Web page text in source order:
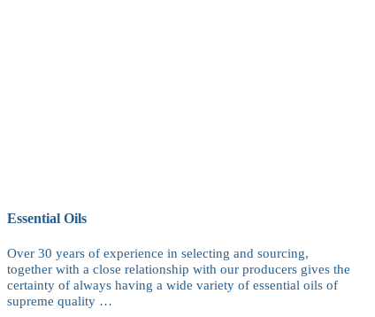
Essential Oils
Over 30 years of experience in selecting and sourcing,
together with a close relationship with our producers gives the
certainty of always having a wide variety of essential oils of
supreme quality …